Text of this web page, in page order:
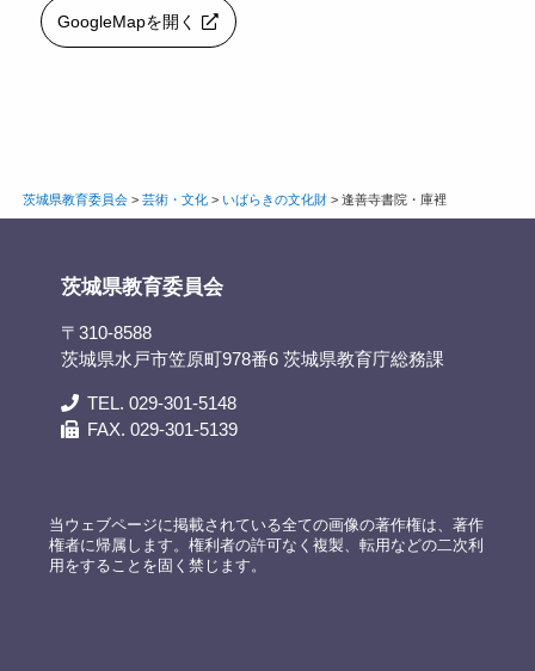
GoogleMapを開く
茨城県教育委員会> 芸術・文化> いばらきの文化財> 逢善寺書院・庫裡
茨城県教育委員会
〒310-8588
茨城県水戸市笠原町978番6 茨城県教育庁総務課
TEL. 029-301-5148
FAX. 029-301-5139
当ウェブページに掲載されている全ての画像の著作権は、著作
権者に帰属します。権利者の許可なく複製、転用などの二次利
用をすることを固く禁じます。